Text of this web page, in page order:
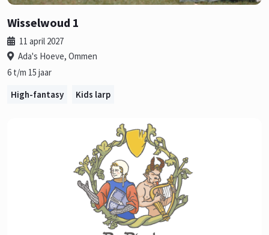
Wisselwoud 1
11 april 2027
Ada's Hoeve, Ommen
6 t/m 15 jaar
High-fantasy
Kids larp